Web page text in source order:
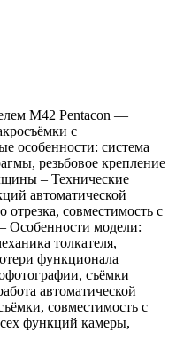
М42 Pentacon —
с
особенности: система
резьбовое крепление
– Технические
автоматической
отрезка, совместимость с
Особенности модели:
толкателя,
функционала
съёмки
автоматической
совместимость с
функций камеры,